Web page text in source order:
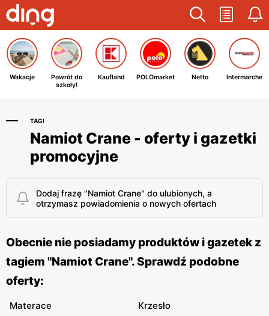
Wakacje
Powrót do
szkoły!
Kaufland POLOmarket Netto Intermarche
TAGI
Namiot Crane - oferty i gazetki
promocyjne
Dodaj frazę "Namiot Crane" do ulubionych, a
otrzymasz powiadomienia o nowych ofertach
Obecnie nie posiadamy produktów i gazetek z
tagiem "Namiot Crane". Sprawdź podobne
oferty:
Materace
Krzesło